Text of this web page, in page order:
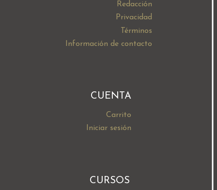
Redacción
Privacidad
Términos
Información de contacto
CUENTA
Carrito
Iniciar sesión
CURSOS